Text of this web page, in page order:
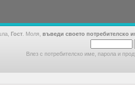
Гост . Моля, въведи своето потребителско
Влез с потребителско име, парола и